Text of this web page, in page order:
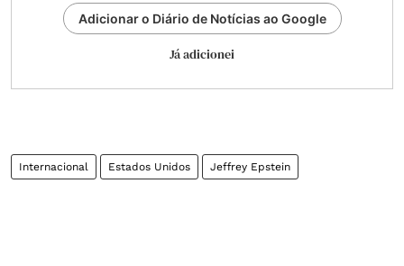
Adicionar o Diário de Notícias ao Google
Já adicionei
Internacional Estados Unidos Jeffrey Epstein